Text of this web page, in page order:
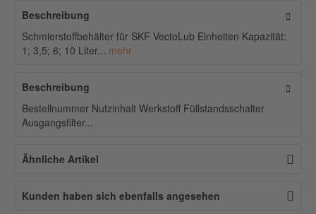
Beschreibung
Schmierstoffbehälter für SKF VectoLub Einheiten Kapazität:
1; 3,5; 6; 10 Liter... mehr
Beschreibung
Bestellnummer Nutzinhalt Werkstoff Füllstandsschalter
Ausgangsfilter...
Ähnliche Artikel
Kunden haben sich ebenfalls angesehen